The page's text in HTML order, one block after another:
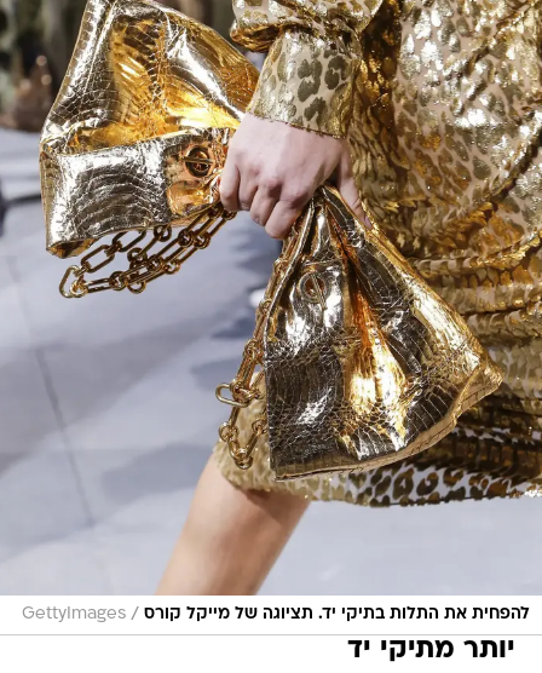
להפחית את התלות בתיקי יד. תציוגה של מייקל קורס /
GettyImages
יותר מתיקי יד